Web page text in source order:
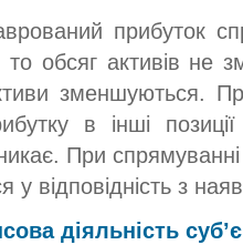
прибуток
то обсяг активів не
зменшуються.
в інші
При спрямуванні
у відповідність з
діяльність